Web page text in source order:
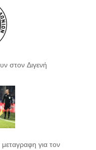
στον Διγενή
για τον